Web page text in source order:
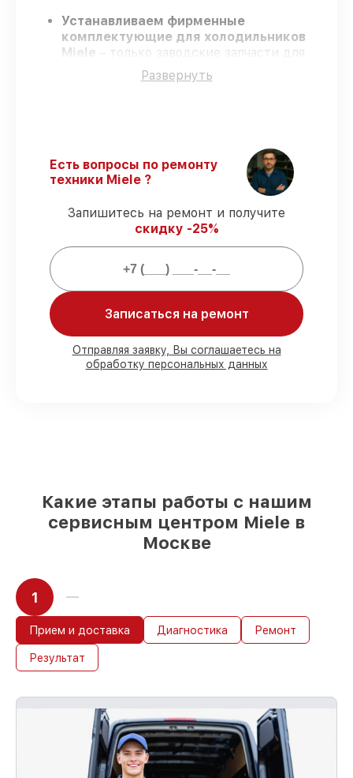
Устанавливаем фирменные
комплектующие для холодильников
Miele
– только заводские запчасти для
вашей техники.
Сертифицированные специалисты
оговоренные сроки.
Гарантийное обслуживание– на все
услуги и детали для холодильников
Miele предоставляется длительная
Мы гарантируем:
ремонтов по ремонту проводятся в
присутствии клиента
90%комплектующих Miele готовы к
установке в наших мастерских в
начинает работу сразу
Развернуть
Есть вопросы по ремонту
техники Miele ?
Запишитесь на ремонт и получите
скидку -25%
Записаться на ремонт
Отправляя заявку, Вы соглашаетесь на
обработку персональных данных
Какие этапы работы с нашим
сервисным центром Miele в
Москве
1
Прием и доставка Диагностика Ремонт
Результат